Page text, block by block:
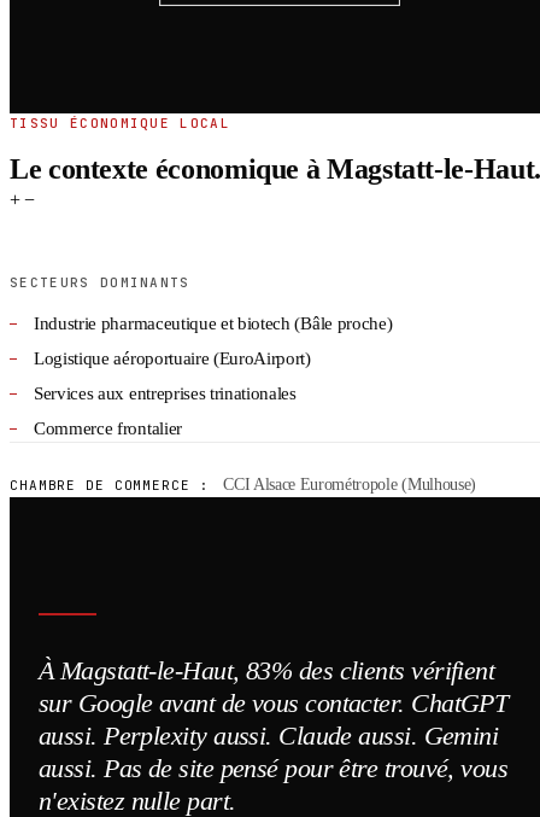
TISSU ÉCONOMIQUE LOCAL
Le contexte économique à Magstatt-le-Haut.
+ −
SECTEURS DOMINANTS
Industrie pharmaceutique et biotech (Bâle proche)
Logistique aéroportuaire (EuroAirport)
Services aux entreprises trinationales
Commerce frontalier
CHAMBRE DE COMMERCE : CCI Alsace Eurométropole (Mulhouse)
À Magstatt-le-Haut, 83% des clients vérifient
sur Google avant de vous contacter. ChatGPT
aussi. Perplexity aussi. Claude aussi. Gemini
aussi. Pas de site pensé pour être trouvé, vous
n'existez nulle part.